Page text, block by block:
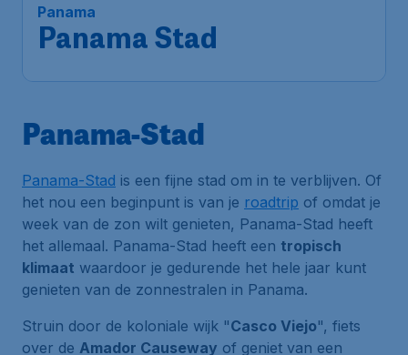
Panama
Panama Stad
Panama-Stad
Panama-Stad is een fijne stad om in te verblijven. Of
het nou een beginpunt is van je roadtrip of omdat je
week van de zon wilt genieten, Panama-Stad heeft
het allemaal. Panama-Stad heeft een tropisch
klimaat waardoor je gedurende het hele jaar kunt
genieten van de zonnestralen in Panama.
Struin door de koloniale wijk "Casco Viejo", fiets
over de Amador Causeway of geniet van een